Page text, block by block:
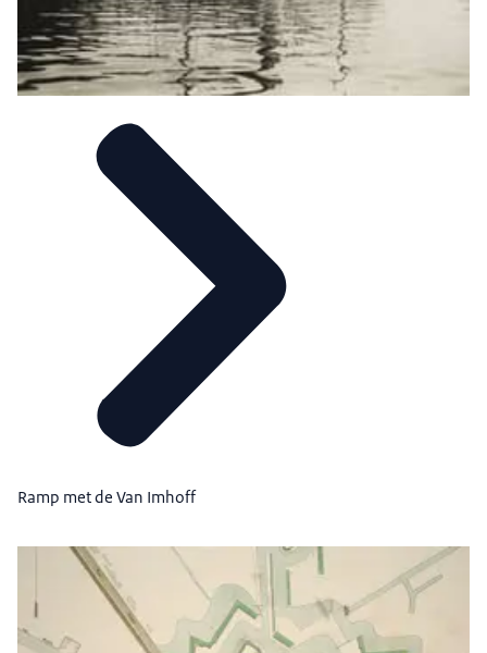
Ramp met de Van Imhoff